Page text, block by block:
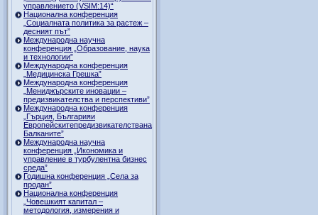
управлението (VSIM:14)“
Национална конференция
„Социалната политика за растеж –
десният път”
Международна научна
конференция „Образование, наука
и технологии”
Международна конференция
„Медицинска Грешка”
Международна конференция
„Мениджърските иновации –
предизвикателства и перспективи”
Международна конференция
„Гърция, Българияи
Европейскитепредизвикателствана
Балканите”
Международна научна
конференция „Икономика и
управление в турбулентна бизнес
среда”
Годишна конференция „Селa за
продан”
Национална конференция
„Човешкият капитал –
методология, измерения и